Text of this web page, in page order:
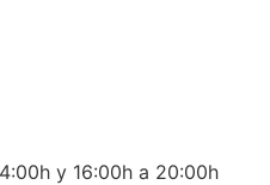
y 16:00h a 20:00h